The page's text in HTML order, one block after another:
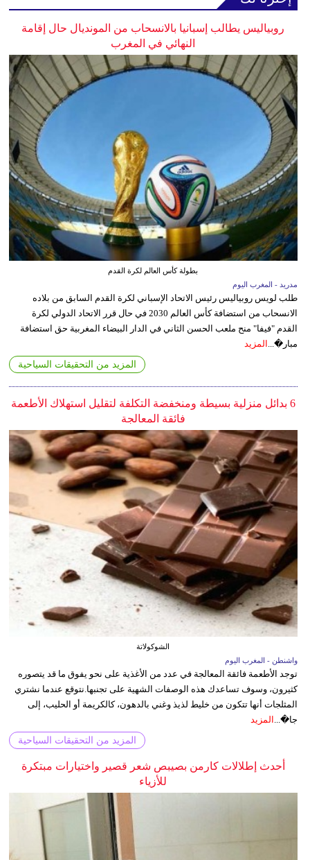
روبياليس يطالب إسبانيا بالانسحاب من المونديال حال إقامة
النهائي في المغرب
بطولة كأس العالم لكرة القدم
مدريد - المغرب اليوم
طلب لويس روبياليس رئيس الاتحاد الإسباني لكرة القدم السابق من بلاده
الانسحاب من استضافة كأس العالم 2030 في حال قرر الاتحاد الدولي لكرة
القدم "فيفا" منح ملعب الحسن الثاني في الدار البيضاء المغربية حق استضافة
مبار�... المزيد
المزيد من التحقيقات السياحية
6 بدائل منزلية بسيطة ومنخفضة التكلفة لتقليل استهلاك الأطعمة
فائقة المعالجة
الشوكولاتة
واشنطن - المغرب اليوم
توجد الأطعمة فائقة المعالجة في عدد من الأغذية على نحو يفوق ما قد يتصوره
كثيرون، وسوف تساعدك هذه الوصفات الشهية على تجنبها.نتوقع عندما نشتري
المثلجات أنها تتكون من خليط لذيذ وغني بالدهون، كالكريمة أو الحليب، إلى
جا�... المزيد
المزيد من التحقيقات السياحية
أحدث إطلالات كارمن بصيبص شعر قصير واختيارات مبتكرة
للأزياء